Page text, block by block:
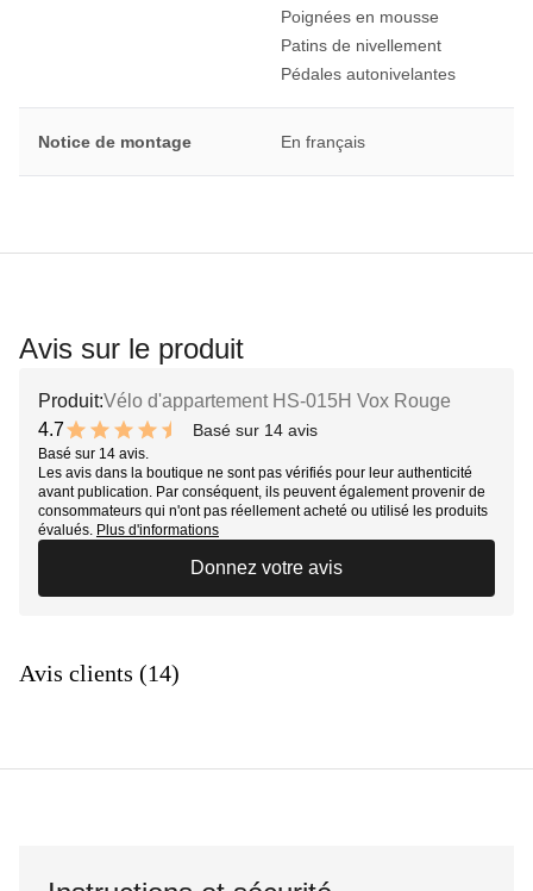
Poignées en mousse
Patins de nivellement
Pédales autonivelantes
Notice de montage En français
Avis sur le produit
Produit:Vélo d'appartement HS-015H Vox Rouge
4.7
9.4 out of 10 stars
Basé sur 14 avis
Basé sur 14 avis.
Les avis dans la boutique ne sont pas vérifiés pour leur authenticité
avant publication. Par conséquent, ils peuvent également provenir de
consommateurs qui n'ont pas réellement acheté ou utilisé les produits
évalués. Plus d'informations
Donnez votre avis
Avis clients (14)